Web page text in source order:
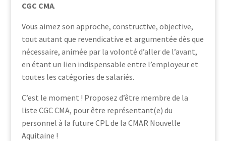
CGC CMA.
Vous aimez son approche, constructive, objective,
tout autant que revendicative et argumentée dès que
nécessaire, animée par la volonté d’aller de l’avant,
en étant un lien indispensable entre l’employeur et
toutes les catégories de salariés.
C’est le moment ! Proposez d’être membre de la
liste CGC CMA, pour être représentant(e) du
personnel à la future CPL de la CMAR Nouvelle
Aquitaine !